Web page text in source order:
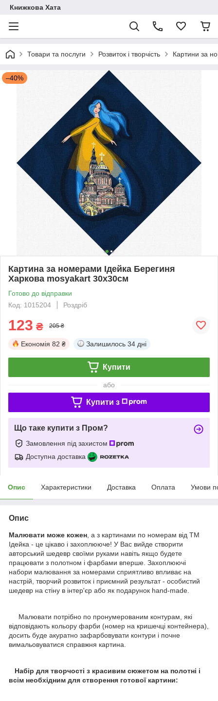
Книжкова Хата
Товари та послуги Розвиток і творчість Картини за
–40%
Картина за номерами Ідейка Берегиня
Харкова mosyakart 30х30см
Готово до відправки
Код: 1015204
Роздріб
123 ₴ 205 ₴
Економія 82 ₴ Залишилось 34 дні
Купити
або
Купити з
Що таке купити з Пром?
Замовлення під захистом
Доступна доставка
Опис Характеристики Доставка Оплата Умови
Опис
Малювати може кожен , а з картинами по номерам від ТМ
Ідейка - це цікаво і захоплююче! У Вас вийде створити
авторський шедевр своїми руками навіть якщо будете
працювати з полотном і фарбами вперше. Захоплюючі
набори малювання за номерами сприятливо впливає на
настрій, творчий розвиток і приємний результат - особистий
шедевр на стіну в інтер'єр або як подарунок hand-made.
Малювати потрібно по пронумерованим контурам, які
відповідають кольору фарби (номер на кришечці контейнера),
досить буде акуратно зафарбовувати контури і почне
вимальовуватися справжня картина.
Набір для творчості з красивим сюжетом на полотні і
всім необхідним для створення готової картини: